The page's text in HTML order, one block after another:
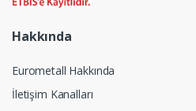
Hakkında
Eurometall Hakkında
İletişim Kanalları